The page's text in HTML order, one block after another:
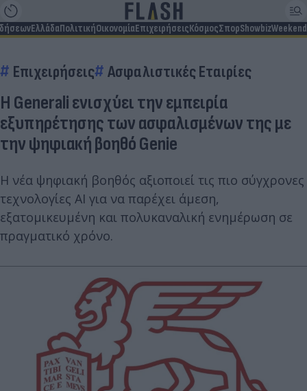
ΕλλάδαΠολιτικήΟικονομίαΕπιχειρήσειςΚόσμοςΣπορShowbizWeekend
Επιχειρήσεις Ασφαλιστικές Εταιρίες
Η Generali ενισχύει την εμπειρία
εξυπηρέτησης των ασφαλισμένων της με
την ψηφιακή βοηθό Genie
Η νέα ψηφιακή βοηθός αξιοποιεί τις πιο σύγχρονες
τεχνολογίες AI για να παρέχει άμεση,
εξατομικευμένη και πολυκαναλική ενημέρωση σε
πραγματικό χρόνο.